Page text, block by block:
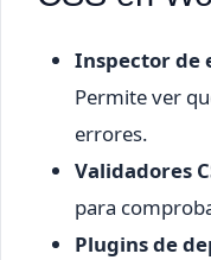
Inspector de
Permite ver
errores.
Validadores
para
Plugins de